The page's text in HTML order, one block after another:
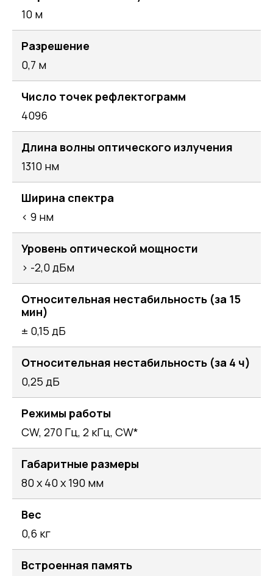
10 м
Разрешение
0,7 м
Число точек рефлектограмм
4096
Длина волны оптического излучения
1310 нм
Ширина спектра
< 9 нм
Уровень оптической мощности
> -2,0 дБм
Относительная нестабильность (за 15
мин)
± 0,15 дБ
Относительная нестабильность (за 4 ч)
0,25 дБ
Режимы работы
CW, 270 Гц, 2 кГц, CW*
Габаритные размеры
80 х 40 х 190 мм
Вес
0,6 кг
Встроенная память